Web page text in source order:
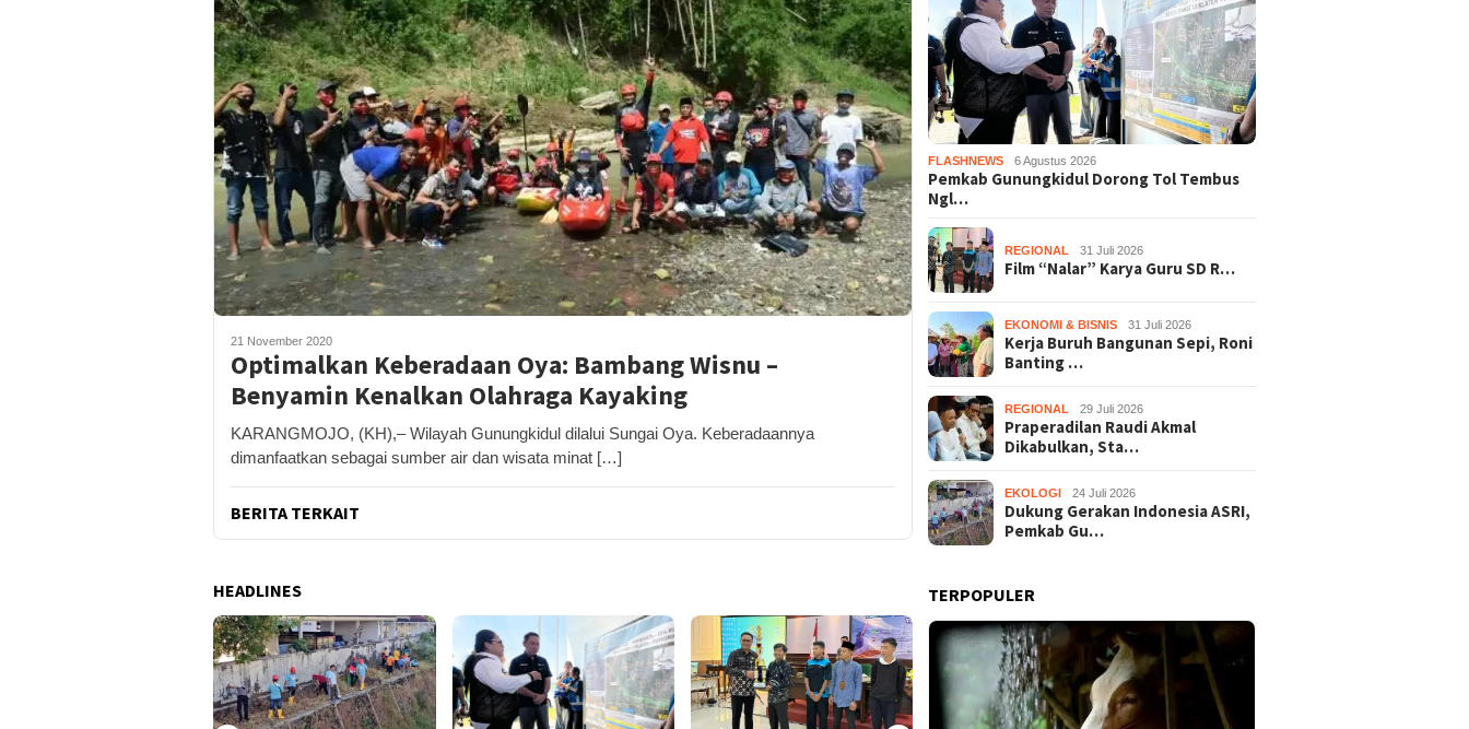
21 November 2020
Optimalkan Keberadaan Oya: Bambang Wisnu –
Benyamin Kenalkan Olahraga Kayaking
KARANGMOJO, (KH),– Wilayah Gunungkidul dilalui Sungai Oya. Keberadaannya
dimanfaatkan sebagai sumber air dan wisata minat […]
BERITA TERKAIT
HEADLINES
FLASHNEWS 6 Agustus 2026
Pemkab Gunungkidul Dorong Tol Tembus
Ngl…
REGIONAL 31 Juli 2026
Film “Nalar” Karya Guru SD R…
EKONOMI & BISNIS 31 Juli 2026
Kerja Buruh Bangunan Sepi, Roni
Banting …
REGIONAL 29 Juli 2026
Praperadilan Raudi Akmal
Dikabulkan, Sta…
EKOLOGI 24 Juli 2026
Dukung Gerakan Indonesia ASRI,
Pemkab Gu…
TERPOPULER